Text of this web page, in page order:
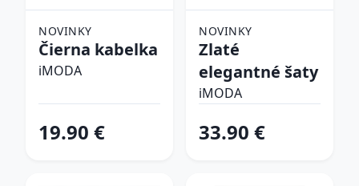
NOVINKY
Čierna kabelka
iMODA
19.90 €
NOVINKY
Zlaté
elegantné šaty
iMODA
33.90 €